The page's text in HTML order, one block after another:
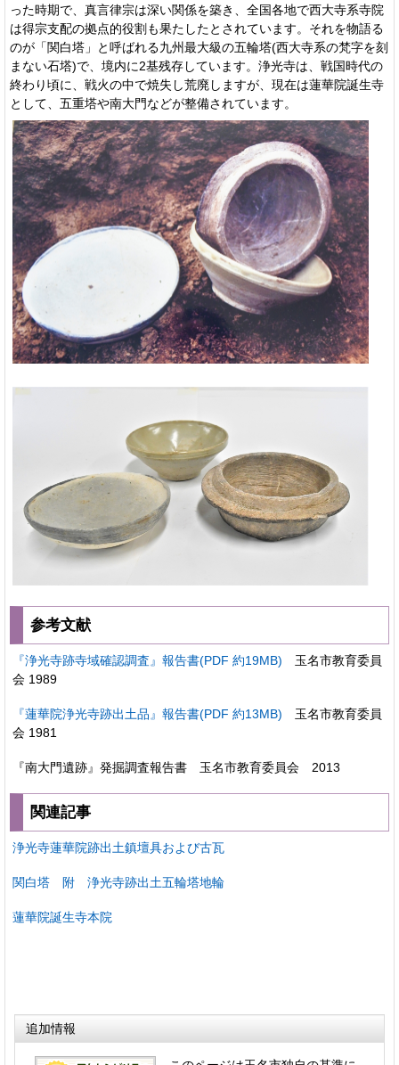
った時期で、真言律宗は深い関係を築き、全国各地で西大寺系寺院
は得宗支配の拠点的役割も果たしたとされています。それを物語る
のが「関白塔」と呼ばれる九州最大級の五輪塔(西大寺系の梵字を刻
まない石塔)で、境内に2基残存しています。浄光寺は、戦国時代の
終わり頃に、戦火の中で焼失し荒廃しますが、現在は蓮華院誕生寺
として、五重塔や南大門などが整備されています。
参考文献
『浄光寺跡寺域確認調査』報告書(PDF 約19MB) 玉名市教育委員
会 1989
『蓮華院浄光寺跡出土品』報告書(PDF 約13MB) 玉名市教育委員
会 1981
『南大門遺跡』発掘調査報告書 玉名市教育委員会 2013
関連記事
浄光寺蓮華院跡出土鎮壇具および古瓦
関白塔 附 浄光寺跡出土五輪塔地輪
蓮華院誕生寺本院
追加情報